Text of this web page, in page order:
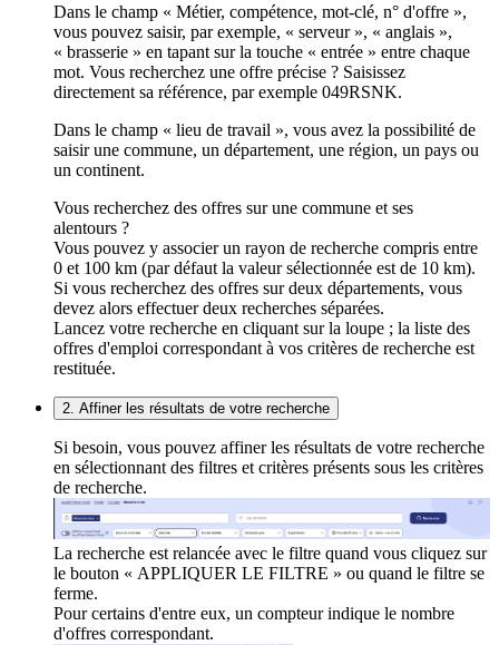
Dans le champ « Métier, compétence, mot-clé, n° d'offre »,
vous pouvez saisir, par exemple, « serveur », « anglais »,
« brasserie » en tapant sur la touche « entrée » entre chaque
mot. Vous recherchez une offre précise ? Saisissez
directement sa référence, par exemple 049RSNK.
Dans le champ « lieu de travail », vous avez la possibilité de
saisir une commune, un département, une région, un pays ou
un continent.
Vous recherchez des offres sur une commune et ses
alentours ?
Vous pouvez y associer un rayon de recherche compris entre
0 et 100 km (par défaut la valeur sélectionnée est de 10 km).
Si vous recherchez des offres sur deux départements, vous
devez alors effectuer deux recherches séparées.
Lancez votre recherche en cliquant sur la loupe ; la liste des
offres d'emploi correspondant à vos critères de recherche est
restituée.
2. Affiner les résultats de votre recherche
Si besoin, vous pouvez affiner les résultats de votre recherche
en sélectionnant des filtres et critères présents sous les critères
de recherche.
La recherche est relancée avec le filtre quand vous cliquez sur
le bouton « APPLIQUER LE FILTRE » ou quand le filtre se
ferme.
Pour certains d'entre eux, un compteur indique le nombre
d'offres correspondant.